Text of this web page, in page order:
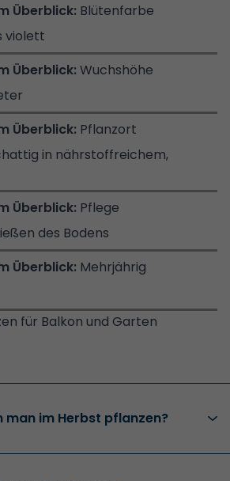
Blütenfarbe
violett
Wuchshöhe
Pflanzort
in nährstoffreichem,
Pflege
des Bodens
Mehrjährig
für Balkon und Garten
man im Herbst pflanzen?